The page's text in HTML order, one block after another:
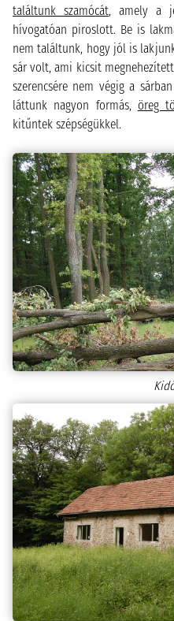
találtunk szamócát, amely a
hívogatóan piroslott. Be is
nem találtunk, hogy jól is
sár volt, ami kicsit
szerencsére nem végig a
láttunk nagyon formás, öreg
kitűntek szépségükkel.